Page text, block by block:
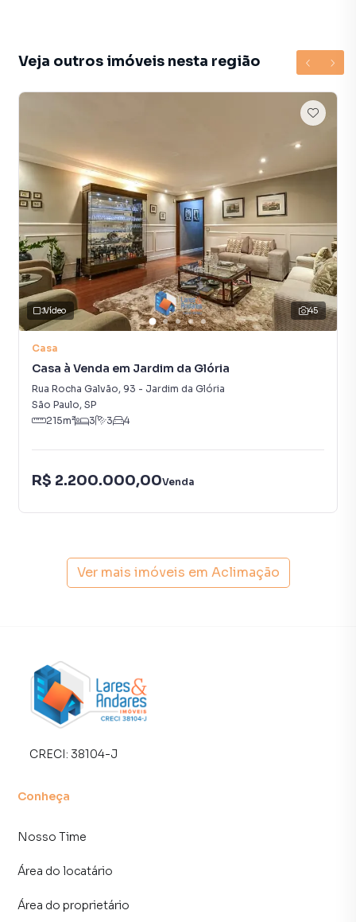
A sala tem uma imponência pois somente ela possui
ambientes e uma cozinha integrada. No deck temos a
piscina aquecida com uma raia e uma ampla área de
churrasqueira.
Mezzanino com sala de tv e biblioteca.
No mezzanino temos uma ampla biblioteca de 10m de
comprimento com nichos para 2 escrivaninhas. Além de
uma sala de TV confortável.
Duas Suítes gêmeas.
Num meio pavimento acima temos duas suítes idênticas.
Ambos os banheiros têm pisos aquecidos.
Suíte master com academia e home office.
No último pavimento temos a suíte master que sozinha
apartamento que serve como uma casa alternativa, tem
No subsolo também instalamos uma adega feita sob
Quer conhecer?
Para mais informações e agendamento de visitas, entre
em contato.
Casa para Venda em região valorizada do bairro Aclimação,
contato com nossa equipe pelo telefone (11) 93759-7931.
A Lares e Andares Imóveis tem mais opções de
apartamentos, casas residenciais e comerciais, sobrados,
terrenos, lojas e barracões para venda ou locação, além de
empreendimentos em construção ou lançamentos na
planta em Aclimação e em outras regiões de São Paulo.
Veja outros imóveis nesta região
45
Vídeo
Casa
Casa à Venda em Jardim da Glória
Rua Rocha Galvão, 93 - Jardim da Glória
São Paulo, SP
215m² 3 3 4
R$ 2.200.000,00Venda
Ver mais imóveis em Aclimação
CRECI: 38104-J
Conheça
Nosso Time
Área do locatário
Área do proprietário